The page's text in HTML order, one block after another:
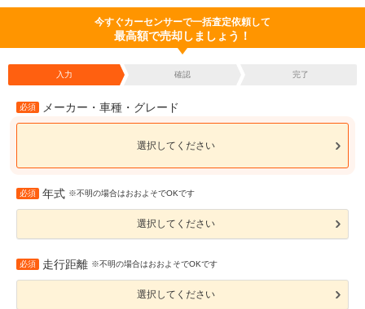
今すぐカーセンサーで一括査定依頼して
最高額で売却しましょう！
入力 確認 完了
必須 メーカー・車種・グレード
選択してください
必須 年式 ※不明の場合はおおよそでOKです
選択してください
必須 走行距離 ※不明の場合はおおよそでOKです
選択してください